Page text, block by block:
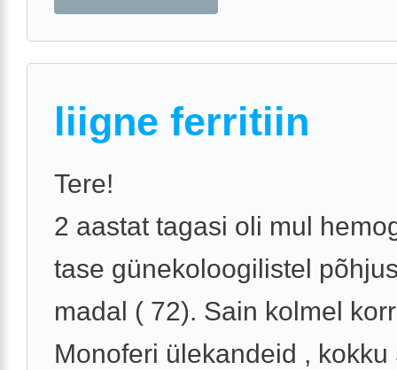
liigne ferritiin
Tere!
2 aastat tagasi oli mul
tase günekoloogilistel
madal ( 72). Sain kolmel
Monoferi ülekandeid , kokku